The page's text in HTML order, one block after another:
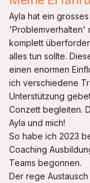
Ayla hat ein
'Problemverhalten'
komplett
alles tun sollte.
einen enormen
ich verschiedene
Unterstützung
Conzett begleiten.
Ayla und mich!
So habe ich 2023
Coaching
Teams begonnen.
Der rege